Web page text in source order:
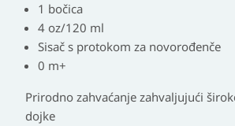
1 bočica
4 oz/120 ml
Sisač s protokom za novorođenče
0 m+
Prirodno zahvaćanje zahvaljujući
dojke